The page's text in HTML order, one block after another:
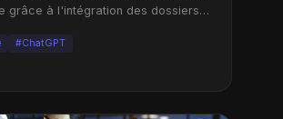
grâce à l'intégration des dossiers
#ChatGPT